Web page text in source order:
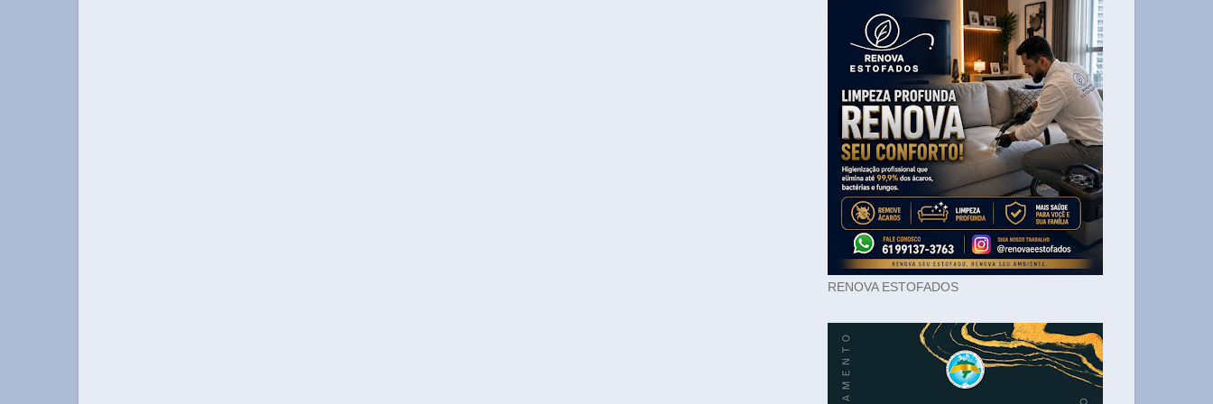
RENOVA ESTOFADOS